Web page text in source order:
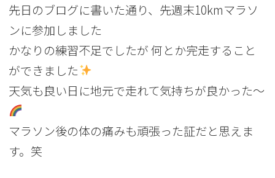
先日のブログに書いた通り、先週末10kmマラソ
ンに参加しました
かなりの練習不足でしたが 何とか完走すること
ができました
天気も良い日に地元で走れて気持ちが良かった～
マラソン後の体の痛みも頑張った証だと思えま
す。笑